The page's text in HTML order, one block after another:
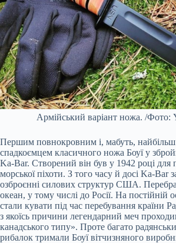
Армійський варіант ножа. /Фото:
Першим повнокровним і, мабуть, найбільш
спадкоємцем класичного ножа Боуї у
Ka-Bar. Створений він був у 1942 році для
морської піхоти. З того часу й досі Ka-Bar
озброєнні силових структур США.
океан, у тому числі до Росії. На постійній
стали кувати під час перебування
з якоїсь причини легендарний меч
канадського типу». Проте багато
рибалок тримали Боуї вітчизняного